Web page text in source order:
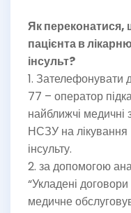
Як переконатися,
пацієнта в
інсульт?
1. Зателефонувати
77 – оператор
найближчі медичні
НСЗУ на лікування
інсульту.
2. за допомогою
“Укладені
медичне